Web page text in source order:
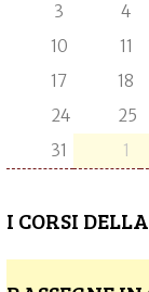
3
4
10
11
17
18
24
25
31
1
I CORSI